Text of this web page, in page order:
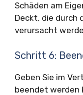
Schäden am
Deckt, die durch
verursacht
Schritt 6:
Geben Sie im
beendet werden